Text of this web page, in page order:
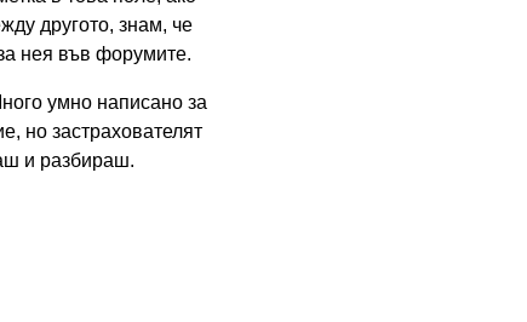
другото, знам, че
нея във форумите.
умно написано за
но застрахователят
и разбираш.